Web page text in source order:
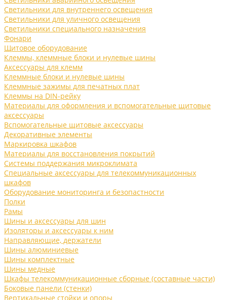
Светильники для внутреннего освещения
Светильники для уличного освещения
Светильники специального назначения
Фонари
Щитовое оборудование
Клеммы, клеммные блоки и нулевые шины
Аксессуары для клемм
Клеммные блоки и нулевые шины
Клеммные зажимы для печатных плат
Клеммы на DIN-рейку
Материалы для оформления и вспомогательные щитовые
аксессуары
Вспомогательные щитовые аксессуары
Декоративные элементы
Маркировка шкафов
Материалы для восстановления покрытий
Системы поддержания микроклимата
Специальные аксессуары для телекоммуникационных
шкафов
Оборудование мониторинга и безопастности
Полки
Рамы
Шины и аксессуары для шин
Изоляторы и аксессуары к ним
Направляющие, держатели
Шины алюминиевые
Шины комплектные
Шины медные
Шкафы телекоммуникационные сборные (составные части)
Боковые панели (стенки)
Вертикальные стойки и опоры